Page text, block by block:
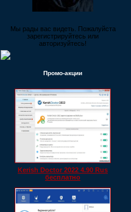
Мы рады вас видеть. Пожалуйста
зарегистрируйтесь или
авторизуйтесь!
Промо-акции
Kerish Doctor 2022 4.90 Rus
бесплатно